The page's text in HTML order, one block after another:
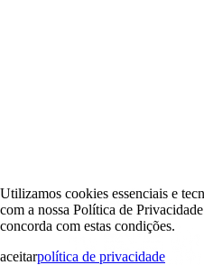
Utilizamos cookies essenciais e
com a nossa Política de
concorda com estas condições.
aceitarpolítica de privacidade